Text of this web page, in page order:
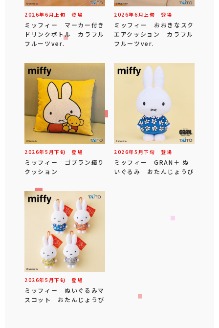
2026年6 月 上旬 登場
ミッフィー マーカー付き
ドリンクボトル カラフル
フルーツver.
2026年6 月 上旬 登場
ミッフィー おおきなスク
エアクッション カラフル
フルーツver.
2026年5 月下旬 登場
ミッフィー ゴブラン織り
クッション
2026年5 月下旬 登場
ミッフィー GRAN＋ ぬ
いぐるみ おたんじょうび
2026年5 月下旬 登場
ミッフィー ぬいぐるみマ
スコット おたんじょうび